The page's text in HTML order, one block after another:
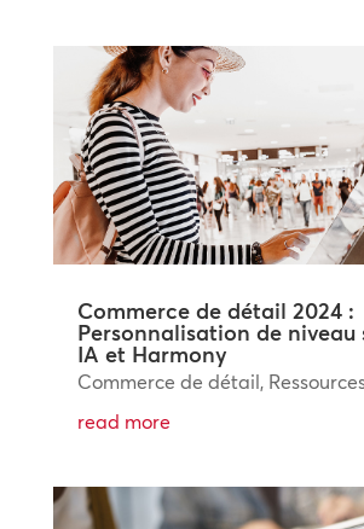
Commerce de détail 2024 :
Personnalisation de niveau
IA et Harmony
Commerce de détail,
read more